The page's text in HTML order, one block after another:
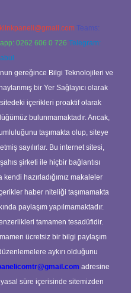
Teams:
0262 606 0 726 Telegram:
gereğince Bilgi Teknolojileri ve
bir Yer Sağlayıcı olarak
içerikleri proaktif olarak
bulunmamaktadır. Ancak,
taşımakta olup, siteye
sayılırlar. Bu internet sitesi,
şirketi ile hiçbir bağlantısı
hazırladığımız makaleler
haber niteliği taşımamakta
paylaşım yapılmamaktadır.
tamamen tesadüfidir.
ücretsiz bir bilgi paylaşım
aykırı olduğunu
adresine
süre içerisinde sitemizden